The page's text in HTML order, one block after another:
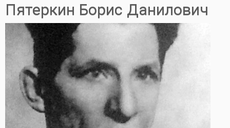
Пятеркин Борис Данилович